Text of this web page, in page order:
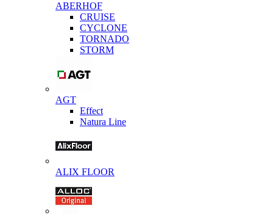
ABERHOF
CRUISE
CYCLONE
TORNADO
STORM
AGT
Effect
Natura Line
ALIX FLOOR